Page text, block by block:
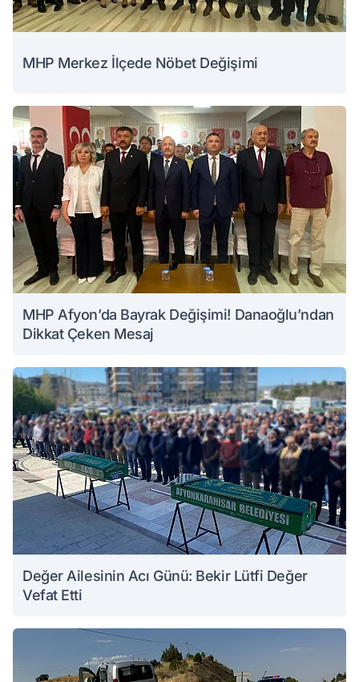
MHP Merkez İlçede Nöbet Değişimi
MHP Afyon’da Bayrak Değişimi! Danaoğlu’ndan
Dikkat Çeken Mesaj
Değer Ailesinin Acı Günü: Bekir Lütfi Değer
Vefat Etti